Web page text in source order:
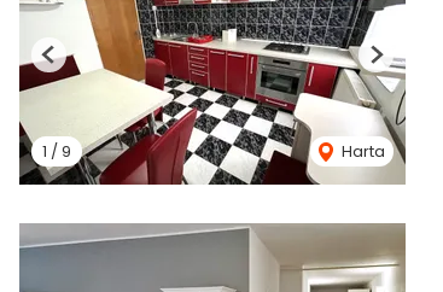
1 /9 Harta
Previous Next